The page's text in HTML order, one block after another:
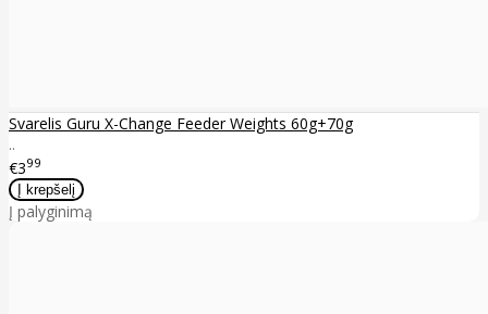
Svarelis Guru X-Change Feeder Weights 60g+70g
..
€399
Į palyginimą